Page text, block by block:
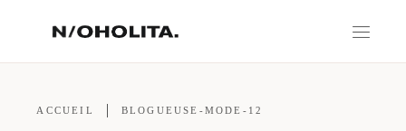
ACCUEIL BLOGUEUSE-MODE-12